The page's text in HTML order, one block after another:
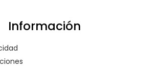
Información